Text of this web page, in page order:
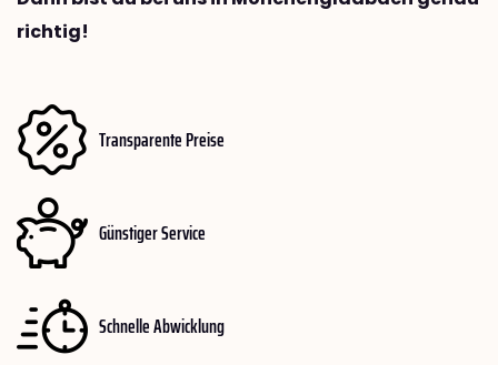
richtig!
Transparente Preise
Günstiger Service
Schnelle Abwicklung